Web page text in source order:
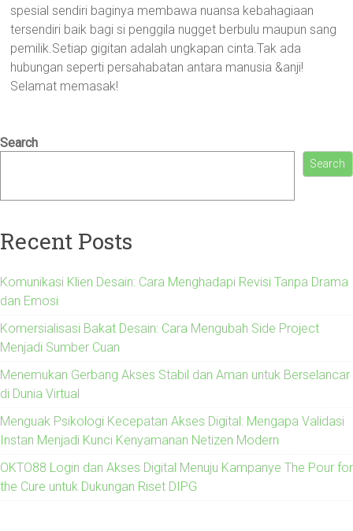
spesial sendiri baginya membawa nuansa kebahagiaan
tersendiri baik bagi si penggila nugget berbulu maupun sang
pemilik.Setiap gigitan adalah ungkapan cinta.Tak ada
hubungan seperti persahabatan antara manusia &anji!
Selamat memasak!
Search
Search
Recent Posts
Komunikasi Klien Desain: Cara Menghadapi Revisi Tanpa Drama
dan Emosi
Komersialisasi Bakat Desain: Cara Mengubah Side Project
Menjadi Sumber Cuan
Menemukan Gerbang Akses Stabil dan Aman untuk Berselancar
di Dunia Virtual
Menguak Psikologi Kecepatan Akses Digital: Mengapa Validasi
Instan Menjadi Kunci Kenyamanan Netizen Modern
OKTO88 Login dan Akses Digital Menuju Kampanye The Pour for
the Cure untuk Dukungan Riset DIPG